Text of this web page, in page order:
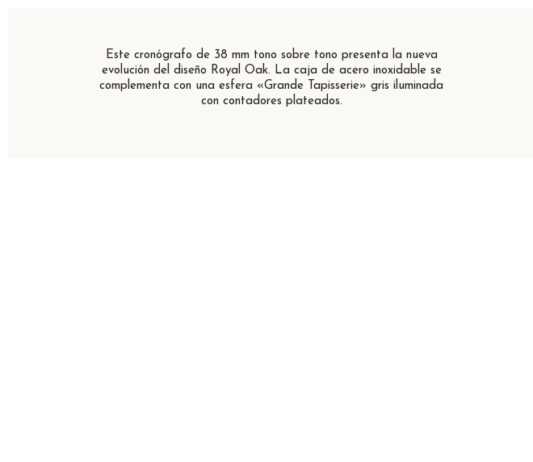
Este cronógrafo de 38 mm tono sobre tono presenta la nueva
evolución del diseño Royal Oak. La caja de acero inoxidable se
complementa con una esfera «Grande Tapisserie» gris iluminada
con contadores plateados.